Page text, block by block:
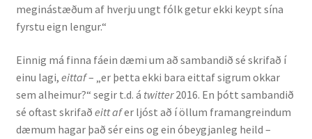
Ýmis erindi
English
Administration
meginástæðum af hverju ungt fólk getur ekki keypt sína
fyrstu eign lengur.“
Einnig má finna fáein dæmi um að sambandið sé skrifað í
einu lagi, eittaf– „er þetta ekki bara eittaf sigrum okkar
sem alheimur?“ segir t.d. á twitter2016. En þótt sambandið
sé oftast skrifað eitt afer ljóst að í öllum framangreindum
dæmum hagar það sér eins og ein óbeygjanleg heild –